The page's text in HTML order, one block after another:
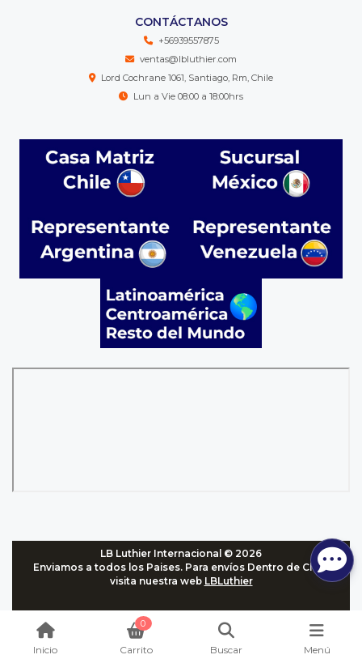
CONTÁCTANOS
+56939557875
ventas@lbluthier.com
Lord Cochrane 1061, Santiago, Rm, Chile
Lun a Vie 08:00 a 18:00hrs
LB Luthier Internacional © 2026
Enviamos a todos los Paises. Para envíos Dentro de Chile,
visita nuestra web LBLuthier
Inicio
0
Carrito Buscar Menú